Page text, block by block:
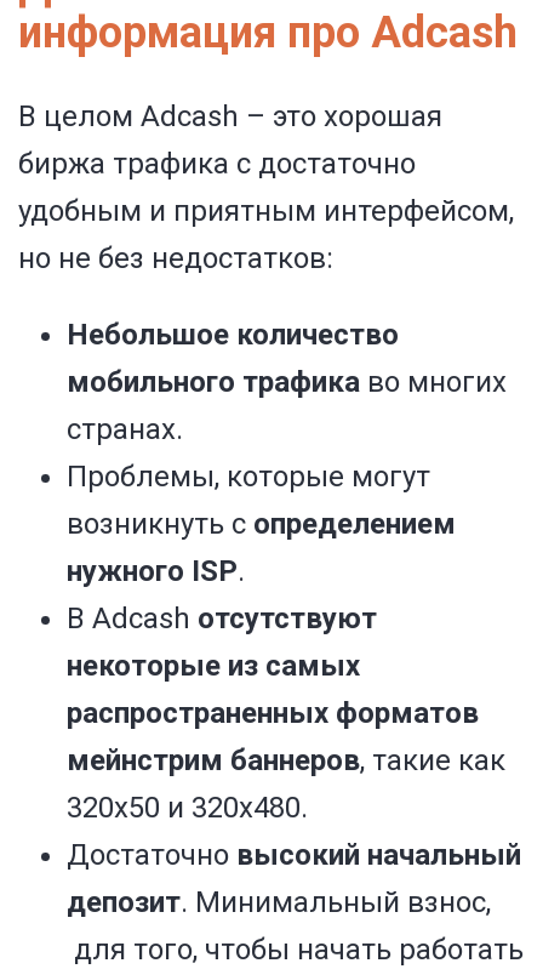
информация про Adcash
В целом Adcash – это хорошая
биржа трафика с достаточно
удобным и приятным интерфейсом,
но не без недостатков:
Небольшое количество
мобильного трафика во многих
странах.
Проблемы, которые могут
возникнуть с определением
нужного ISP.
В Adcash отсутствуют
некоторые из самых
распространенных форматов
мейнстрим баннеров, такие как
320х50 и 320х480.
Достаточно высокий начальный
депозит. Минимальный взнос,
для того, чтобы начать работать